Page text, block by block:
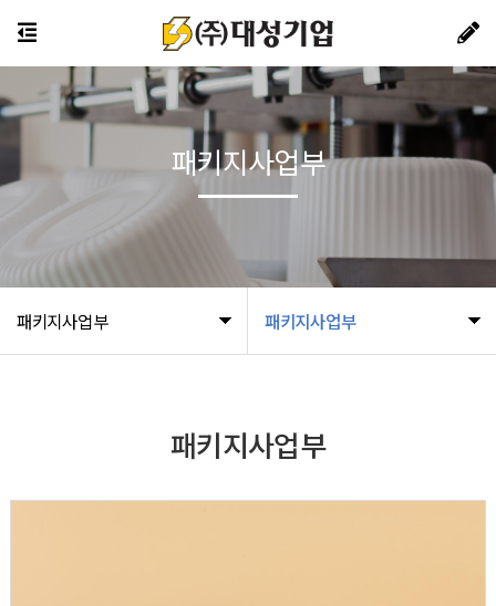
패키지사업부 패키지사업부
패키지사업부
패키지사업부